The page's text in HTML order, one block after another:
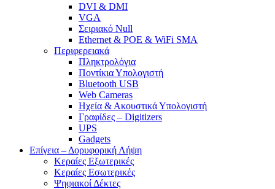
DVI & DMI
VGA
Σειριακό Null
Ethernet & POE & WiFi SMA
Περιφερειακά
Πληκτρολόγια
Ποντίκια Υπολογιστή
Bluetooth USB
Web Cameras
Ηχεία & Ακουστικά Υπολογιστή
Γραφίδες – Digitizers
UPS
Gadgets
Επίγεια – Δορυφορική Λήψη
Κεραίες Εξωτερικές
Κεραίες Εσωτερικές
Ψηφιακοί Δέκτες